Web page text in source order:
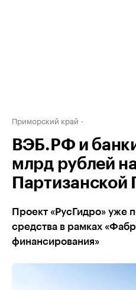
Приморский край
ВЭБ.РФ и
млрд рублей
Партизанской
Проект «РусГидро» уже
средства в рамках
финансирования»